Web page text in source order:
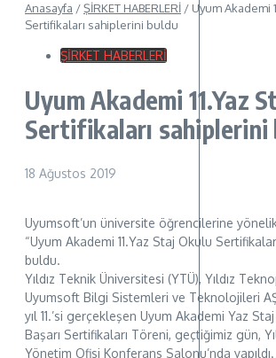
Anasayfa /ŞİRKET HABERLERİ / Uyum Akademi
Sertifikaları sahiplerini buldu
ŞİRKET HABERLERİ
Uyum Akademi 11.Yaz
Sertifikaları sahiplerini
18 Ağustos 2019
Uyumsoft’un üniversite öğrencilerine
“Uyum Akademi 11.Yaz Staj Okulu
buldu.
Yıldız Teknik Üniversitesi (YTÜ), Yıldız
Uyumsoft Bilgi Sistemleri ve Teknolojileri
yıl 11.’si gerçekleşen Uyum Akademi Yaz
Başarı Sertifikaları Töreni, geçtiğimiz gün,
Yönetim Ofisi Konferans Salonu’nda yapıldı.